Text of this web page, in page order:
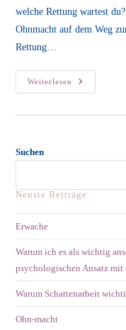
welche Rettung wartest
Ohnmacht auf dem Weg
Rettung…
Weiterlesen
Ohn-
Macht
Suchen
Neuste Beiträge
Erwache
Warum ich es als wichtig
psychologischen Ansatz
Warum Schattenarbeit
Ohn-macht